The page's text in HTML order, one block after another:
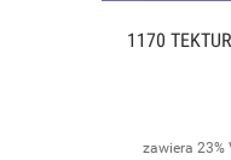
1170
zawiera 23%